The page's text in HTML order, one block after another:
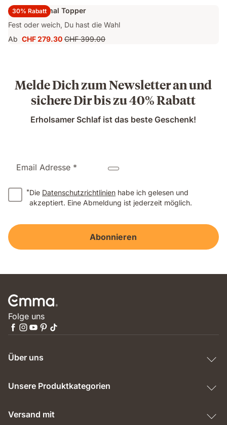
30% Rabatt
Emma Original Topper
Fest oder weich, Du hast die Wahl
Ab Preis
CHF 279.30 Ursprünglicher
CHF 399.00
Melde Dich zum Newsletter an und
sichere Dir bis zu 40% Rabatt
Erholsamer Schlaf ist das beste Geschenk!
Email Adresse *
*Die Datenschutzrichtlinien habe ich gelesen und
akzeptiert. Eine Abmeldung ist jederzeit möglich.
Abonnieren
Folge uns
Über uns
Unsere Produktkategorien
Versand mit